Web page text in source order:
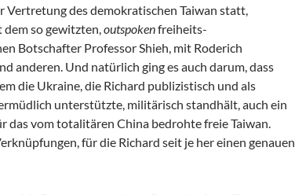
Vertretung des demokratischen Taiwan statt,
so gewitzten, outspokenfreiheits-
Botschafter Professor Shieh, mit Roderich
anderen. Und natürlich ging es auch darum, dass
die Ukraine, die Richard publizistisch und als
unterstützte, militärisch standhält, auch ein
das vom totalitären China bedrohte freie Taiwan.
für die Richard seit je her einen genauen